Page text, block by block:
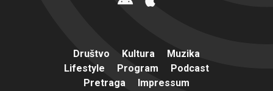
Društvo Kultura
Muzika
Lifestyle
Program
Podcast
Pretraga
Impressum